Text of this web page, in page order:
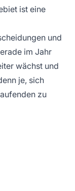
ist eine
und
im Jahr
wächst und
je, sich
zu